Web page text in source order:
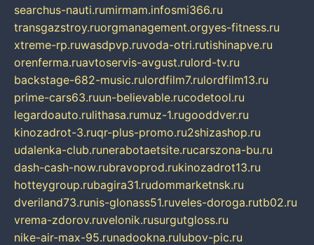
searchus-nauti.rumirmam.infosmi366.ru
transgazstroy.ruorgmanagement.orgyes-fitness.ru
xtreme-rp.ruwasdpvp.ruvoda-otri.rutishinapve.ru
orenferma.ruavtoservis-avgust.rulord-tv.ru
backstage-682-music.rulordfilm7.rulordfilm13.ru
prime-cars63.ruun-believable.rucodetool.ru
legardoauto.rulithasa.rumuz-1.rugooddver.ru
kinozadrot-3.ruqr-plus-promo.ru2shizashop.ru
udalenka-club.runerabotaetsite.rucarszona-bu.ru
dash-cash-now.rubravoprod.rukinozadrot13.ru
hotteygroup.rubagira31.rudommarketnsk.ru
dveriland73.runis-glonass51.ruveles-doroga.rutb02.ru
vrema-zdorov.ruvelonik.rusurgutgloss.ru
nike-air-max-95.runadookna.rulubov-pic.ru